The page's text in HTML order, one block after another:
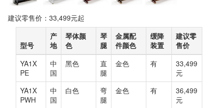
建议零售价：33,499元起
型号
产
地
琴体颜
色
琴
腿
金属配
件颜色
缓降
装置
建议零
售价
YA1X
PE
中
国
黑色
直
腿
金色 有
33,499
元
YA1X
PWH
中
国
白色
弯
腿
金色 有
36,499
元